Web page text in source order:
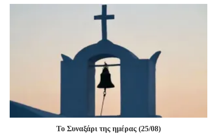
Το Συναξάρι της ημέρας (25/08)